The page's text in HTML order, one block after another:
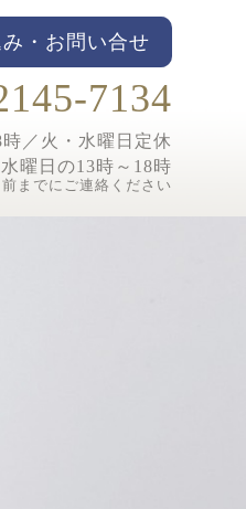
・お問い合せ
7134
／ 火・水曜日定休
曜日の13時～18時
までにご連絡ください